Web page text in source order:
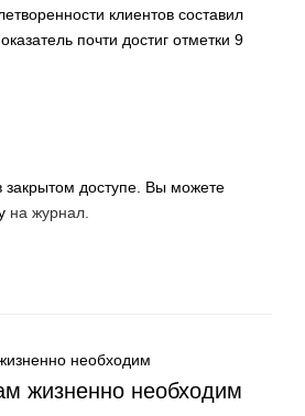
клиентов составил
почти достиг отметки 9
закрытом доступе. Вы можете
на журнал.
жизненно необходим